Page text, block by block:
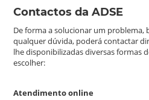
Contactos da ADSE
De forma a solucionar um problema,
qualquer dúvida, poderá contactar
lhe disponibilizadas diversas formas
escolher:
Atendimento online